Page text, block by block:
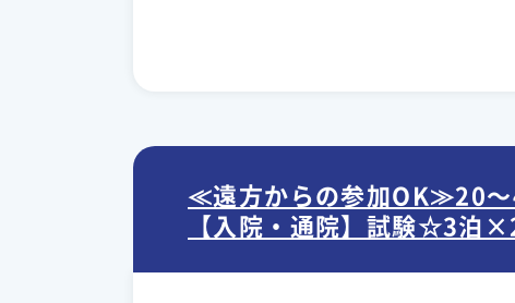
≪遠方からの参加OK≫20
【入院・通院】試験☆3泊